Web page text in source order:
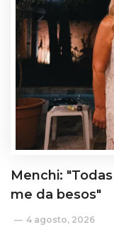
Menchi:
me da besos"
4 agosto, 2026